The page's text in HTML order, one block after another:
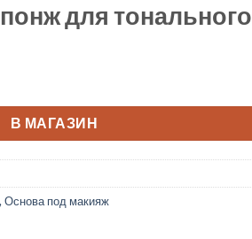
для тонального
В МАГАЗИН
Основа под макияж